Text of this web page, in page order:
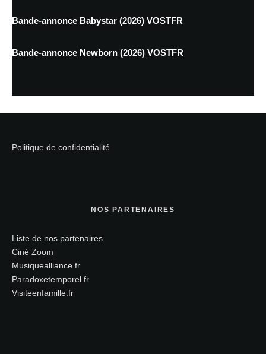
Bande-annonce Babystar (2026) VOSTFR
Bande-annonce Newborn (2026) VOSTFR
Politique de confidentialité
NOS PARTENAIRES
Liste de nos partenaires
Ciné Zoom
Musiquealliance.fr
Paradoxetemporel.fr
Visiteenfamille.fr